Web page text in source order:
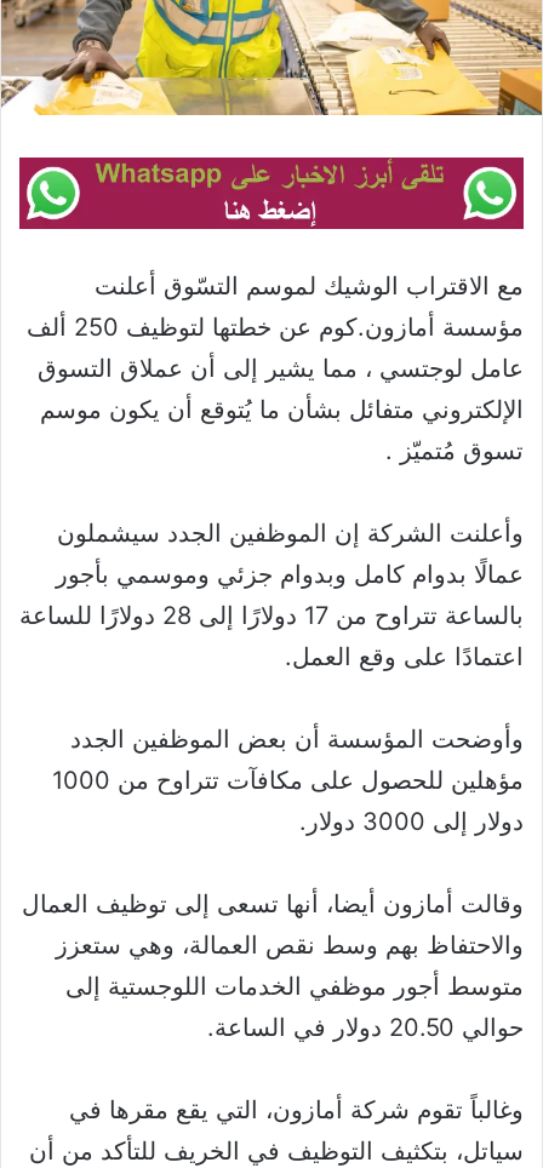
مع الاقتراب الوشيك لموسم التسّوق أعلنت
مؤسسة أمازون.كوم عن خطتها لتوظيف 250 ألف
عامل لوجتسي ، مما يشير إلى أن عملاق التسوق
الإلكتروني متفائل بشأن ما يُتوقع أن يكون موسم
تسوق مُتميّز .
وأعلنت الشركة إن الموظفين الجدد سيشملون
عمالًا بدوام كامل وبدوام جزئي وموسمي بأجور
بالساعة تتراوح من 17 دولارًا إلى 28 دولارًا للساعة
اعتمادًا على وقع العمل.
وأوضحت المؤسسة أن بعض الموظفين الجدد
مؤهلين للحصول على مكافآت تتراوح من 1000
دولار إلى 3000 دولار.
وقالت أمازون أيضا، أنها تسعى إلى توظيف العمال
والاحتفاظ بهم وسط نقص العمالة، وهي ستعزز
متوسط أجور موظفي الخدمات اللوجستية إلى
حوالي 20.50 دولار في الساعة.
وغالباً تقوم شركة أمازون، التي يقع مقرها في
سياتل، بتكثيف التوظيف في الخريف للتأكد من أن